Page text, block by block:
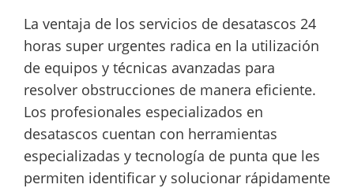
La ventaja de los servicios de desatascos 24
horas super urgentes radica en la utilización
de equipos y técnicas avanzadas para
resolver obstrucciones de manera eficiente.
Los profesionales especializados en
desatascos cuentan con herramientas
especializadas y tecnología de punta que les
permiten identificar y solucionar rápidamente